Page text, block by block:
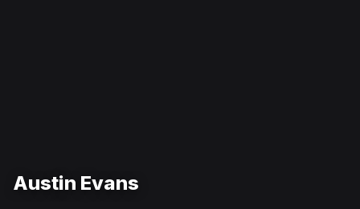
Austin Evans